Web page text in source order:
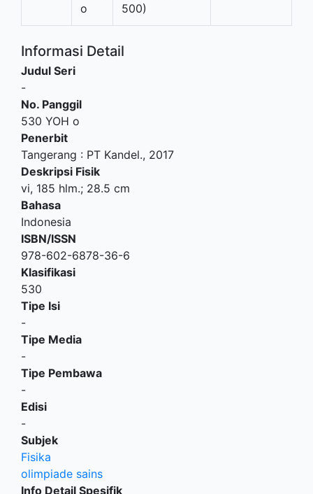
o
500)
Informasi Detail
Judul Seri
-
No. Panggil
530 YOH o
Penerbit
Tangerang : PT Kandel., 2017
Deskripsi Fisik
vi, 185 hlm.; 28.5 cm
Bahasa
Indonesia
ISBN/ISSN
978-602-6878-36-6
Klasifikasi
530
Tipe Isi
-
Tipe Media
-
Tipe Pembawa
-
Edisi
-
Subjek
Fisika
olimpiade sains
Info Detail Spesifik